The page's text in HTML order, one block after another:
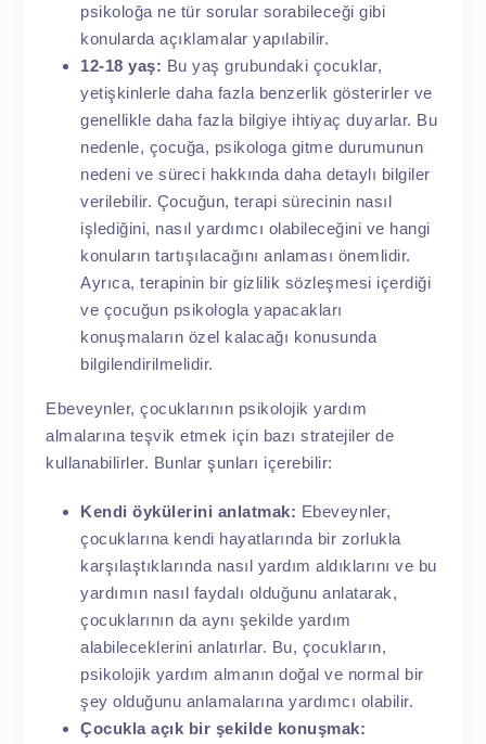
psikoloğa ne tür sorular sorabileceği gibi
konularda açıklamalar yapılabilir.
12-18 yaş: Bu yaş grubundaki çocuklar,
yetişkinlerle daha fazla benzerlik gösterirler ve
genellikle daha fazla bilgiye ihtiyaç duyarlar. Bu
nedenle, çocuğa, psikologa gitme durumunun
nedeni ve süreci hakkında daha detaylı bilgiler
verilebilir. Çocuğun, terapi sürecinin nasıl
işlediğini, nasıl yardımcı olabileceğini ve hangi
konuların tartışılacağını anlaması önemlidir.
Ayrıca, terapinin bir gizlilik sözleşmesi içerdiği
ve çocuğun psikologla yapacakları
konuşmaların özel kalacağı konusunda
bilgilendirilmelidir.
Ebeveynler, çocuklarının psikolojik yardım
almalarına teşvik etmek için bazı stratejiler de
kullanabilirler. Bunlar şunları içerebilir:
Kendi öykülerini anlatmak: Ebeveynler,
çocuklarına kendi hayatlarında bir zorlukla
karşılaştıklarında nasıl yardım aldıklarını ve bu
yardımın nasıl faydalı olduğunu anlatarak,
çocuklarının da aynı şekilde yardım
alabileceklerini anlatırlar. Bu, çocukların,
psikolojik yardım almanın doğal ve normal bir
şey olduğunu anlamalarına yardımcı olabilir.
Çocukla açık bir şekilde konuşmak: